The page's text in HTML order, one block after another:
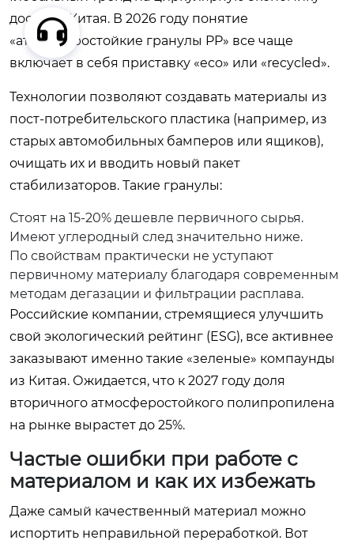
достиг и Китая. В 2026 году понятие
«атмосферостойкие гранулы PP» все чаще
включает в себя приставку «eco» или «recycled».
Технологии позволяют создавать материалы из
пост-потребительского пластика (например, из
старых автомобильных бамперов или ящиков),
очищать их и вводить новый пакет
стабилизаторов. Такие гранулы:
Стоят на 15-20% дешевле первичного сырья.
Имеют углеродный след значительно ниже.
По свойствам практически не уступают
первичному материалу благодаря современным
методам дегазации и фильтрации расплава.
Российские компании, стремящиеся улучшить
свой экологический рейтинг (ESG), все активнее
заказывают именно такие «зеленые» компаунды
из Китая. Ожидается, что к 2027 году доля
вторичного атмосферостойкого полипропилена
на рынке вырастет до 25%.
Частые ошибки при работе с
материалом и как их избежать
Даже самый качественный материал можно
испортить неправильной переработкой. Вот